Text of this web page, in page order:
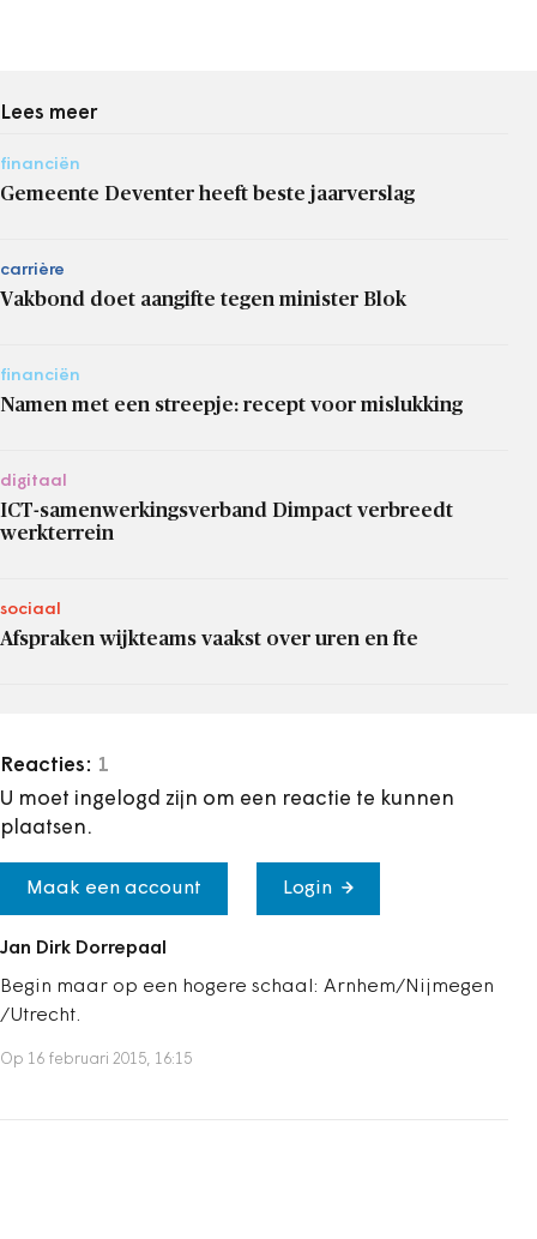
Lees meer
financiën
Gemeente Deventer heeft beste jaarverslag
carrière
Vakbond doet aangifte tegen minister Blok
financiën
Namen met een streepje: recept voor mislukking
digitaal
ICT-samenwerkingsverband Dimpact verbreedt
werkterrein
sociaal
Afspraken wijkteams vaakst over uren en fte
Reacties: 1
U moet ingelogd zijn om een reactie te kunnen
plaatsen.
Maak een account Login
Jan Dirk Dorrepaal
Begin maar op een hogere schaal: Arnhem/Nijmegen
/Utrecht.
Op 16 februari 2015, 16:15